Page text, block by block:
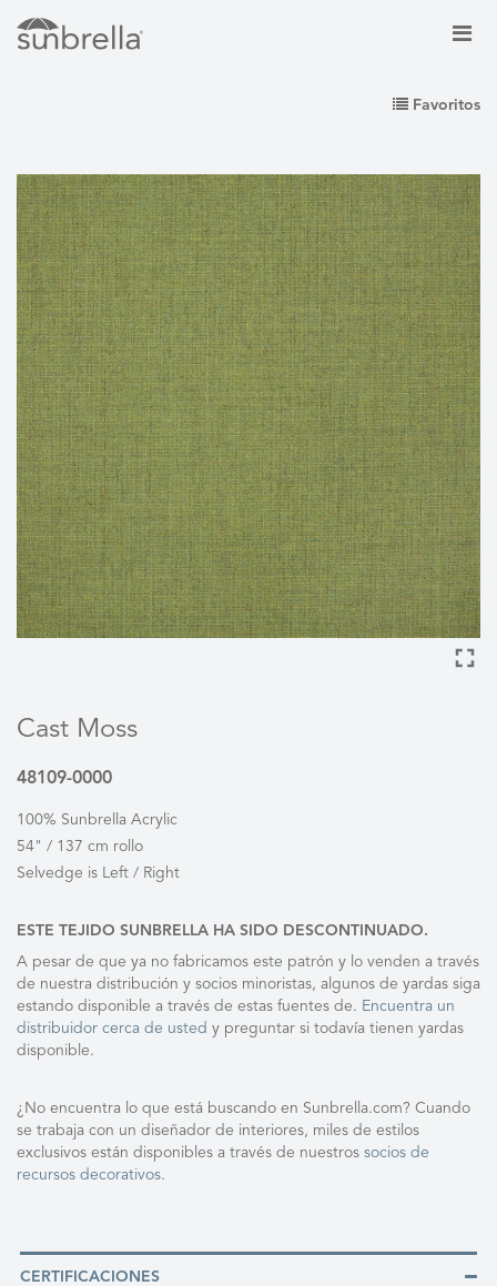
Favoritos
Cast Moss
48109-0000
100% Sunbrella Acrylic
54" / 137 cm rollo
Selvedge is Left / Right
ESTE TEJIDO SUNBRELLA HA SIDO DESCONTINUADO.
A pesar de que ya no fabricamos este patrón y lo venden a través
de nuestra distribución y socios minoristas, algunos de yardas siga
estando disponible a través de estas fuentes de. Encuentra un
distribuidor cerca de usted y preguntar si todavía tienen yardas
disponible.
¿No encuentra lo que está buscando en Sunbrella.com? Cuando
se trabaja con un diseñador de interiores, miles de estilos
exclusivos están disponibles a través de nuestros socios de
recursos decorativos.
CERTIFICACIONES